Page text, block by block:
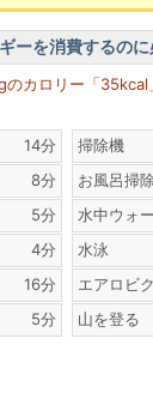
ーを消費するの
のカロリー「
14分
8分
5分
4分
16分
5分
掃除機
お風呂掃
水中ウォ
水泳
エアロビ
山を登る